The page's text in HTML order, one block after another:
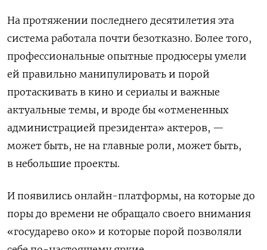
На протяжении последнего десятилетия эта
система работала почти безотказно. Более того,
профессиональные опытные продюсеры умели
ей правильно манипулировать и порой
протаскивать в кино и сериалы и важные
актуальные темы, и вроде бы «отмененных
администрацией президента» актеров, —
может быть, не на главные роли, может быть,
в небольшие проекты.
И появились онлайн-платформы, на которые до
поры до времени не обращало своего внимания
«государево око» и которые порой позволяли